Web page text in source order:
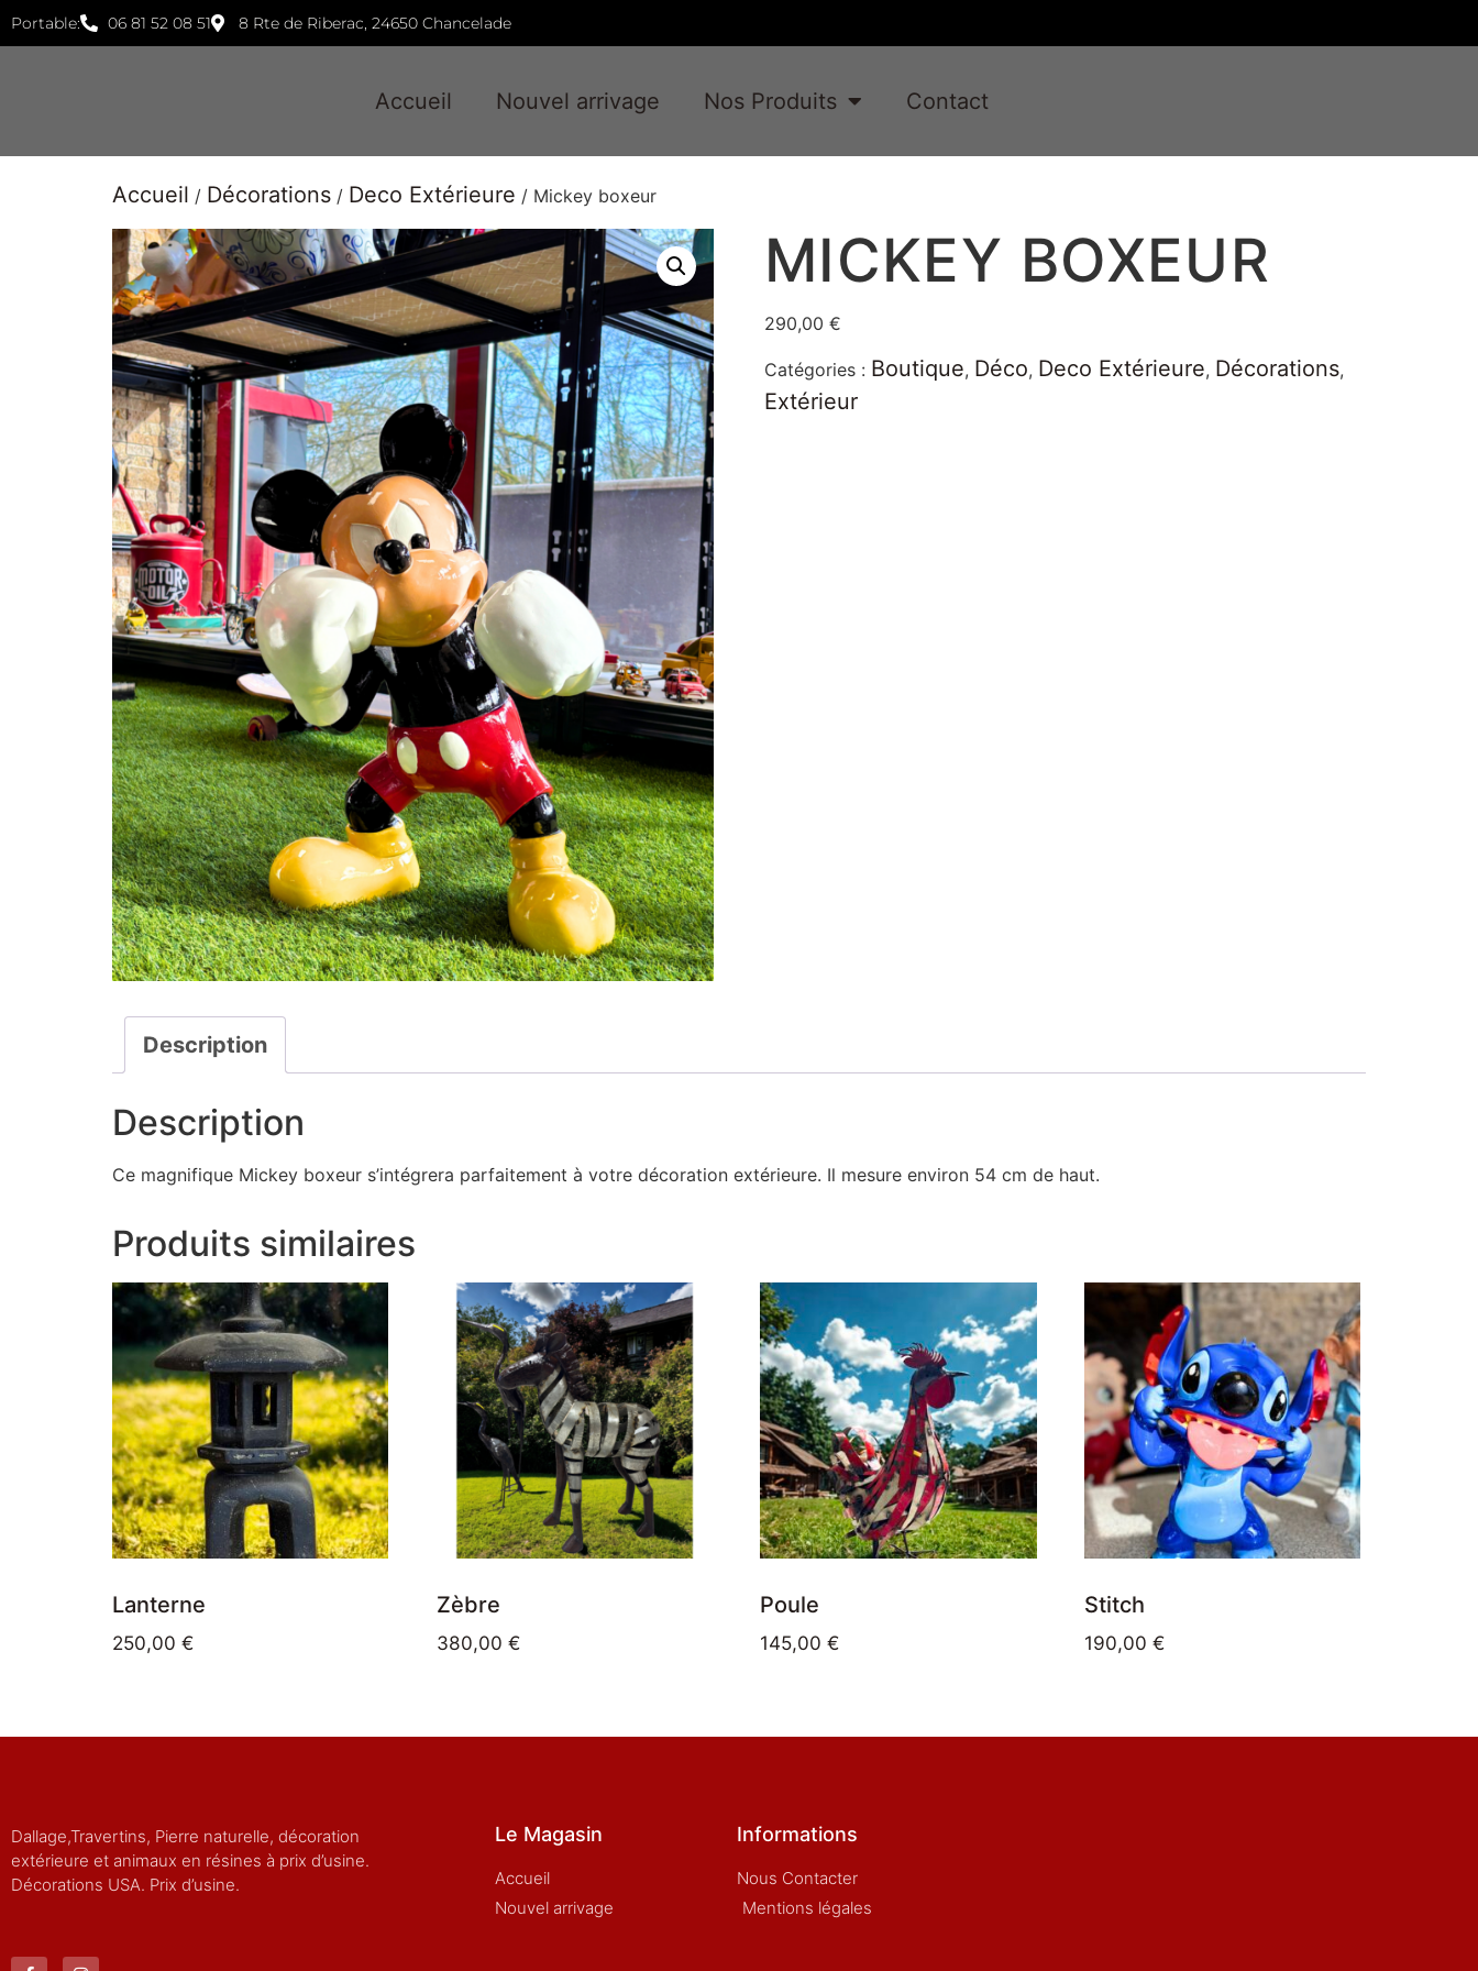
Portable: 06 81 52 08 51 8 Rte de Riberac, 24650 Chancelade
Accueil Nouvel arrivage Nos Produits Contact
Accueil / Décorations / Deco Extérieure / Mickey boxeur
MICKEY BOXEUR
290,00 €
Catégories : Boutique, Déco, Deco Extérieure, Décorations,
Extérieur
Description
Description
Ce magnifique Mickey boxeur s’intégrera parfaitement à votre décoration extérieure. Il mesure environ 54 cm de haut.
Produits similaires
Lanterne
250,00 €
Zèbre
380,00 €
Poule
145,00€
Stitch
190,00€
Dallage,Travertins, Pierre naturelle, décoration
extérieure et animaux en résines à prix d’usine.
Décorations USA. Prix d’usine.
Le Magasin
Accueil
Nouvel arrivage
Informations
Nous Contacter
Mentions légales